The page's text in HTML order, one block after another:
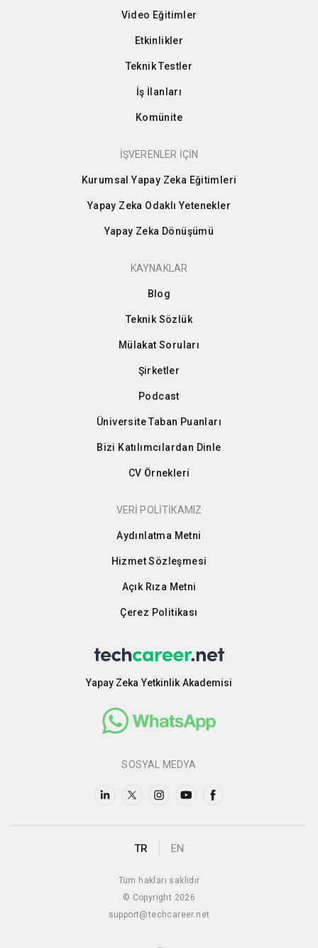
Video Eğitimler
Etkinlikler
Teknik Testler
İş İlanları
Komünite
İŞVERENLER İÇİN
Kurumsal Yapay Zeka Eğitimleri
Yapay Zeka Odaklı Yetenekler
Yapay Zeka Dönüşümü
KAYNAKLAR
Blog
Teknik Sözlük
Mülakat Soruları
Şirketler
Podcast
Üniversite Taban Puanları
Bizi Katılımcılardan Dinle
CV Örnekleri
VERİ POLİTİKAMIZ
Aydınlatma Metni
Hizmet Sözleşmesi
Açık Rıza Metni
Çerez Politikası
Yapay Zeka Yetkinlik Akademisi
SOSYAL MEDYA
TR EN
Tüm hakları saklıdır
© Copyright 2026
support@techcareer.net